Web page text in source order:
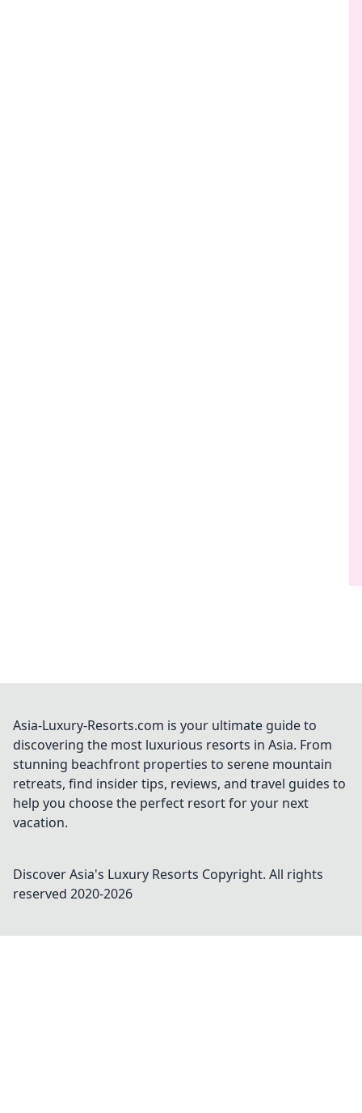
Asia-Luxury-Resorts.com is your ultimate guide to
discovering the most luxurious resorts in Asia. From
stunning beachfront properties to serene mountain
retreats, find insider tips, reviews, and travel guides to
help you choose the perfect resort for your next
vacation.
Discover Asia's Luxury Resorts Copyright. All rights
reserved 2020-2026